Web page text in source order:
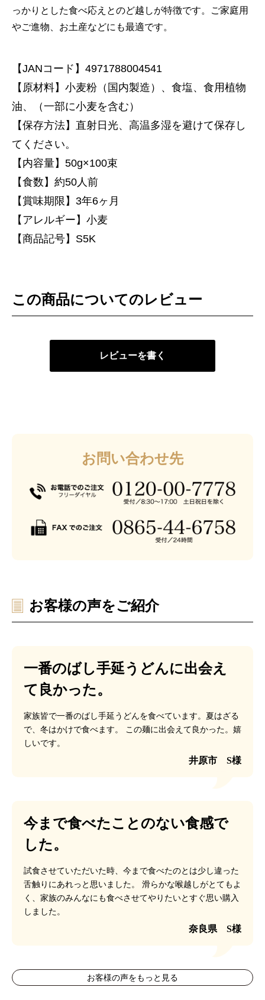
っかりとした食べ応えとのど越しが特徴です。ご家庭用
やご進物、お土産などにも最適です。
【JANコード】4971788004541
【原材料】小麦粉（国内製造）、食塩、食用植物
油、（一部に小麦を含む）
【保存方法】直射日光、高温多湿を避けて保存し
てください。
【内容量】50g×100束
【食数】約50人前
【賞味期限】3年6ヶ月
【アレルギー】小麦
【商品記号】S5K
この商品についてのレビュー
レビューを書く
お問い合わせ先
お客様の声をご紹介
一番のばし手延うどんに出会え
て良かった。
家族皆で一番のばし手延うどんを食べています。夏はざる
で、冬はかけで食べます。
この麺に出会えて良かった。嬉
しいです。
井原市 S様
今まで食べたことのない食感で
した。
試食させていただいた時、今まで食べたのとは少し違った
舌触りにあれっと思いました。
滑らかな喉越しがとてもよ
く、家族のみんなにも食べさせてやりたいとすぐ思い購入
しました。
奈良県 S様
お客様の声をもっと見る